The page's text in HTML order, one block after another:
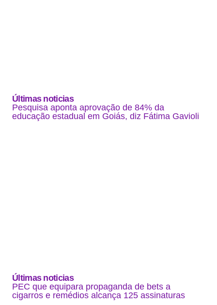
Últimas noticias
Pesquisa aponta aprovação de 84% da
educação estadual em Goiás, diz Fátima Gavioli
Últimas noticias
PEC que equipara propaganda de bets a
cigarros e remédios alcança 125 assinaturas